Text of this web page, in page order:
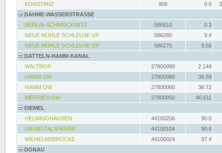
KONSTANZ
906 0.0
DAHME-WASSERSTRASSE
BERLIN-SCHMÖCKWITZ
586810
0.3
NEUE MÜHLE SCHLEUSE UP
586280
9.4
NEUE MÜHLE SCHLEUSE OP
586270
9.56
DATTELN-HAMM-KANAL
WALTROP
27800090
2.144
HAMM UW
27800080
36.59
HAMM OW
27800060
38.72
WERRIES OW
27800050
40.611
DIEMEL
HELMINGHAUSEN
44100206
90.0
DIEMELTALSPERRE
44100104
90.6
WILHELMSBRÜCKE
44100024
97.4
DONAU